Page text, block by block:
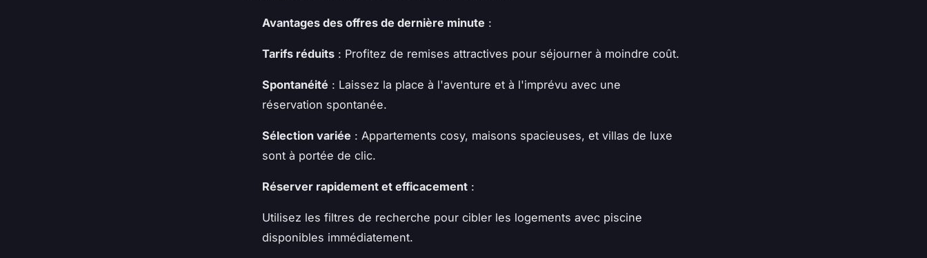
Avantages des offres de dernière minute :
Tarifs réduits : Profitez de remises attractives pour séjourner à moindre coût.
Spontanéité : Laissez la place à l'aventure et à l'imprévu avec une
réservation spontanée.
Sélection variée : Appartements cosy, maisons spacieuses, et villas de luxe
sont à portée de clic.
Réserver rapidement et efficacement :
Utilisez les filtres de recherche pour cibler les logements avec piscine
disponibles immédiatement.